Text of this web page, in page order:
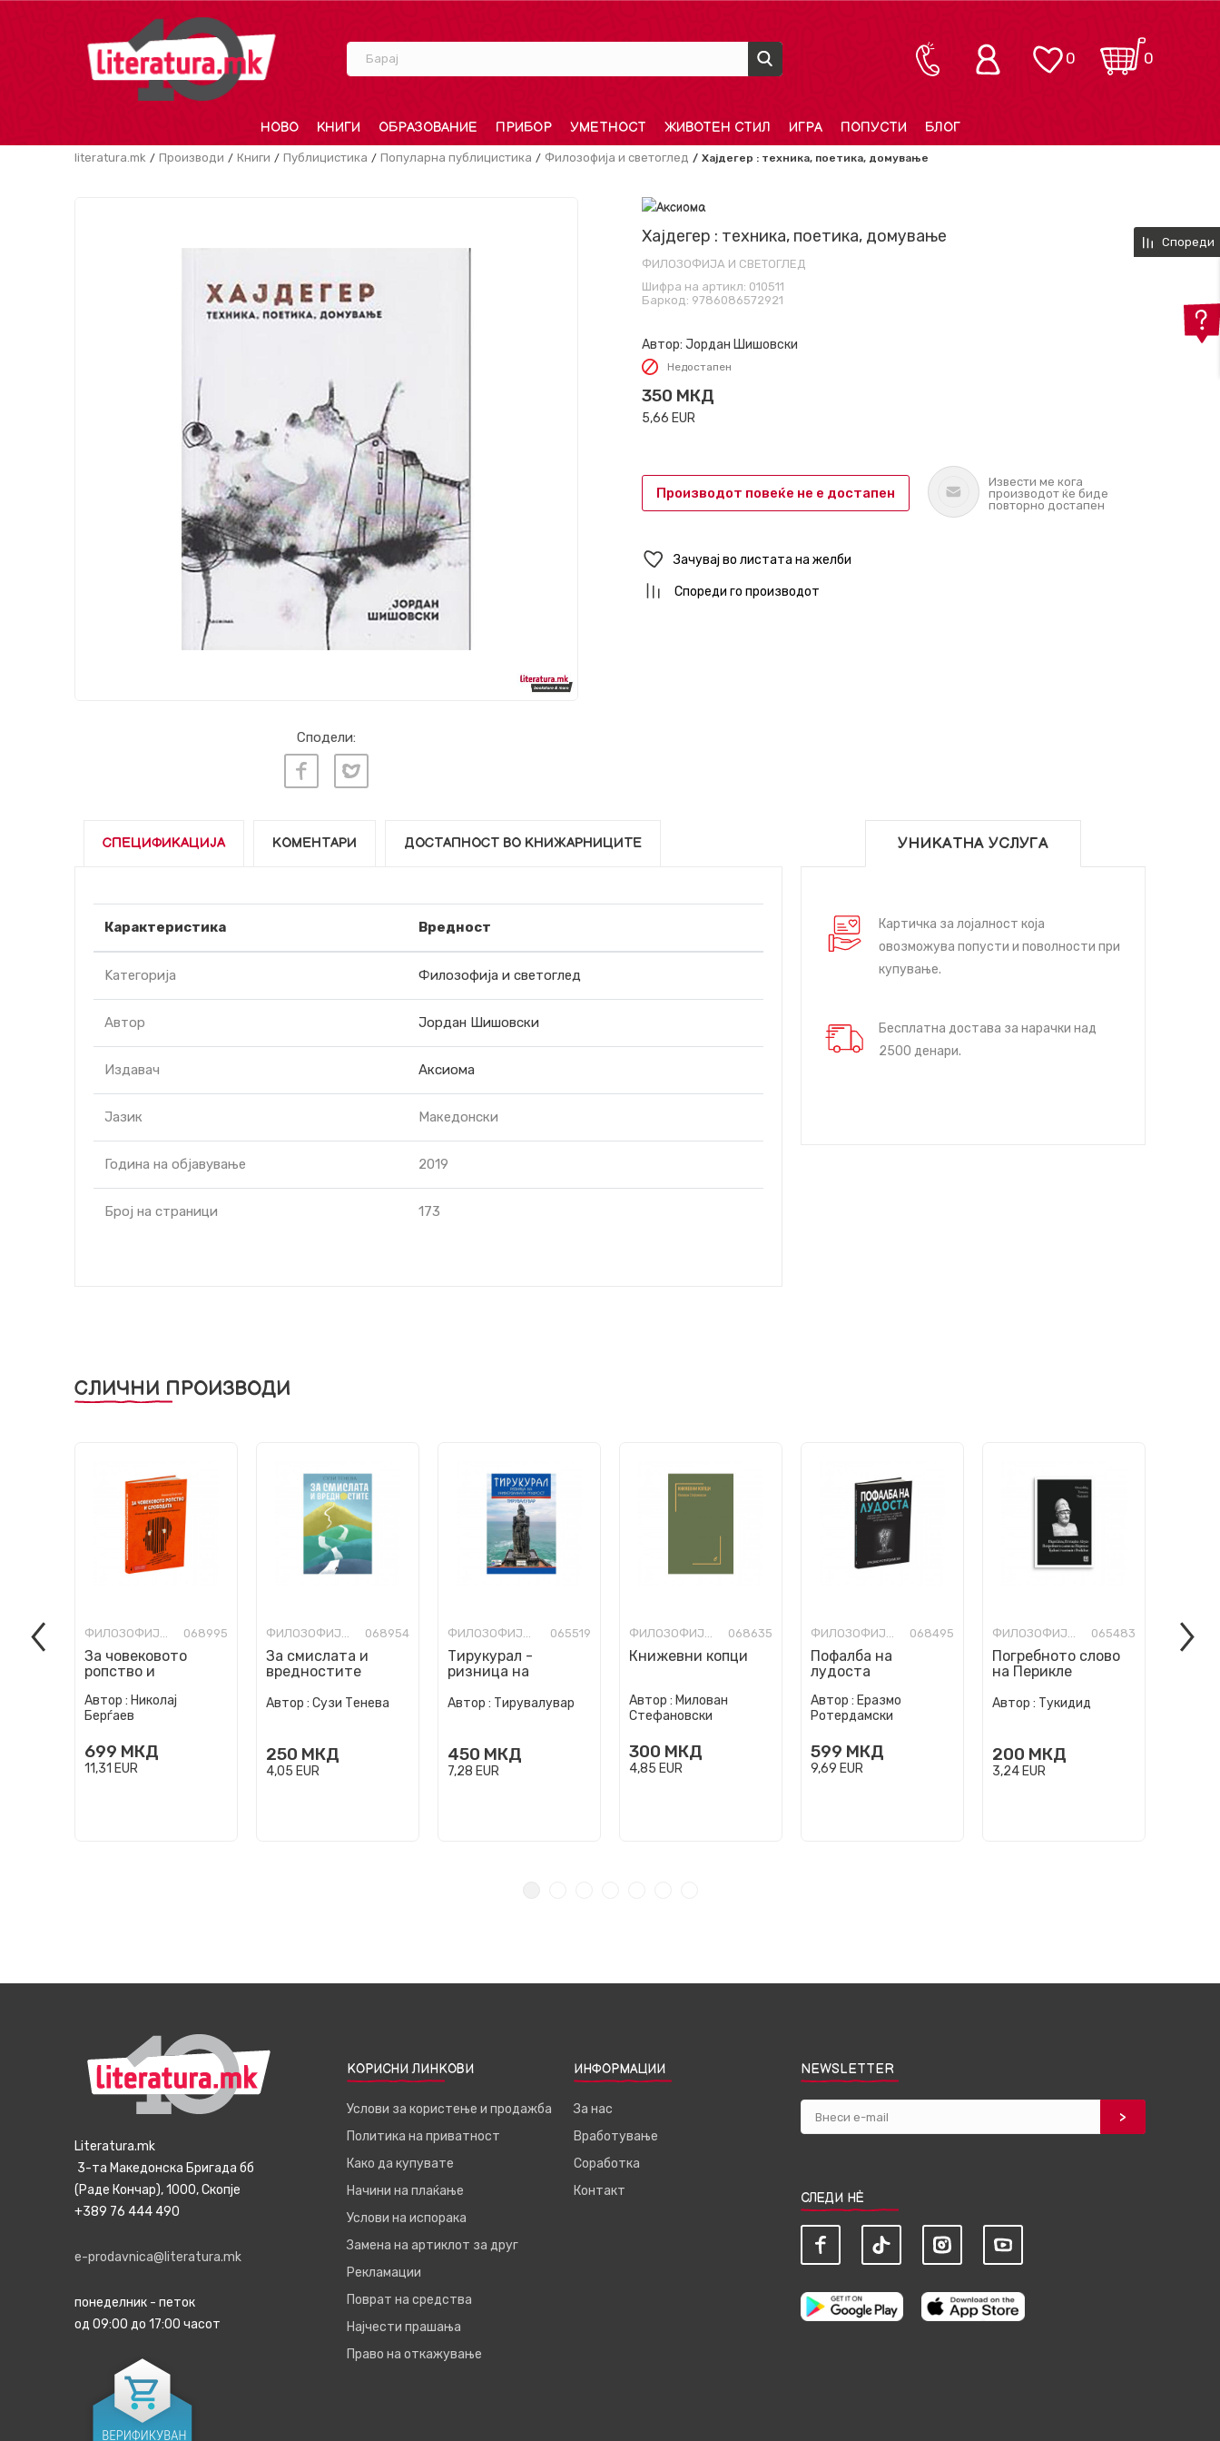
Барај 0
0
НОВО КНИГИ ОБРАЗОВАНИЕ ПРИБОР УМЕТНОСТ ЖИВОТЕН СТИЛ ИГРА ПОПУСТИ БЛОГ
literatura.mk Производи Книги Публицистика Популарна публицистика Филозофија и светоглед Хајдегер : техника, поетика, домување
Сподели:
Хајдегер : техника, поетика, домување
ФИЛОЗОФИЈА И СВЕТОГЛЕД
Шифра на артикл: 010511
Баркод: 9786086572921
Автор: Јордан Шишовски
Недостапен
350 МКД
5,66 EUR
Производот повеќе не е достапен
Извести ме кога
производот ќе биде
повторно достапен
Зачувај во листата на желби
Спореди го производот
СПЕЦИФИКАЦИЈА КОМЕНТАРИ ДОСТАПНОСТ ВО КНИЖАРНИЦИТЕ
Карактеристика Вредност
Kатегорија Филозофија и светоглед
Автор Јордан Шишовски
Издавач Аксиома
Јазик Македонски
Година на објавување 2019
Број на страници 173
УНИКАТНА УСЛУГА
Картичка за лојалност која
овозможува попусти и поволности при
купување.
Бесплатна достава за нарачки над
2500 денари.
СЛИЧНИ ПРОИЗВОДИ
ФИЛОЗОФИЈА И СВЕТОГЛЕД 068995
За човековото
ропство и
Автор : Николај
Берѓаев
699 МКД
11,31 EUR
ФИЛОЗОФИЈА И СВЕТОГЛЕД 068954
За смислата и
вредностите
Автор : Сузи Тенева
250 МКД
4,05 EUR
ФИЛОЗОФИЈА И СВЕТОГЛЕД 065519
Тирукурал -
ризница на
мудрост
Автор : Тирувалувар
450 МКД
7,28 EUR
ФИЛОЗОФИЈА И СВЕТОГЛЕД 068635
Книжевни копци
Автор : Милован
Стефановски
300 МКД
4,85 EUR
ФИЛОЗОФИЈА И СВЕТОГЛЕД 068495
Пофалба на
лудоста
Автор : Еразмо
Ротердамски
599 МКД
9,69 EUR
ФИЛОЗОФИЈА И СВЕТОГЛЕД 065483
Погребното слово
на Перикле
Автор : Тукидид
200 МКД
3,24 EUR
Спореди
Literatura.mk
3-та Македонска Бригада бб
(Раде Кончар), 1000, Скопје
+389 76 444 490
e-prodavnica@literatura.mk
понеделник - петок
од 09:00 до 17:00 часот
КОРИСНИ ЛИНКОВИ
Услови за користење и продажба
Политика на приватност
Како да купувате
Начини на плаќање
Услови на испорака
Замена на артиклот за друг
Рекламации
Поврат на средства
Најчести прашања
Право на откажување
ИНФОРМАЦИИ
За нас
Вработување
Соработка
Контакт
NEWSLETTER
СЛЕДИ НЀ